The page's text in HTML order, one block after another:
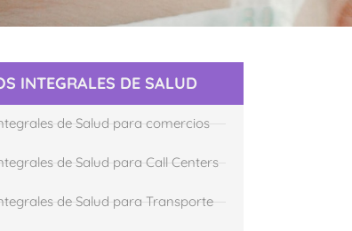
INTEGRALES DE SALUD
de Salud para comercios
de Salud para Call Centers
de Salud para Transporte